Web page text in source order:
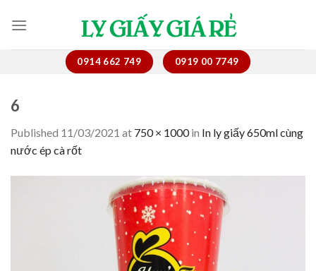
0914 662 749 0919 00 7749
6
Published 11/03/2021 at 750 × 1000in In ly giấy 650ml cùng
nước ép cà rốt